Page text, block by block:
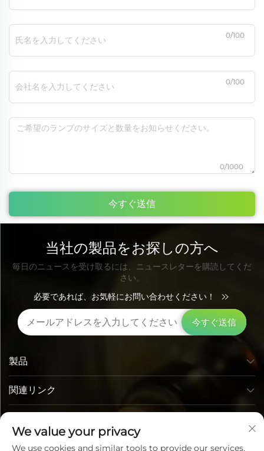
0/100
0/100
0/1000
今すぐ送信
当社の製品をお探しの方へ
毎日のニュースを受け取るには、ニュースレターを購読してくだ
さい。
必要であれば、お気軽にお問い合わせください！
今すぐ送信
関連リンク
製品
We value your privacy
We use cookies and similar tools to provide our services.